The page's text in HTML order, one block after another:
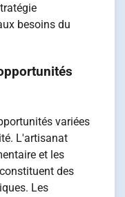
besoins du
variées
L'artisanat
et les
des
Les